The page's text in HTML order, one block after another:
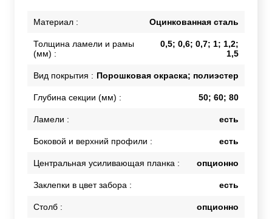
Материал : Оцинкованная сталь
Толщина ламели и рамы
(мм) :
0,5; 0,6; 0,7; 1; 1,2;
1,5
Вид покрытия : Порошковая окраска; полиэстер
Глубина секции (мм) : 50; 60; 80
Ламели : есть
Боковой и верхний профили : есть
Центральная усиливающая планка : опционно
Заклепки в цвет забора : есть
Столб : опционно